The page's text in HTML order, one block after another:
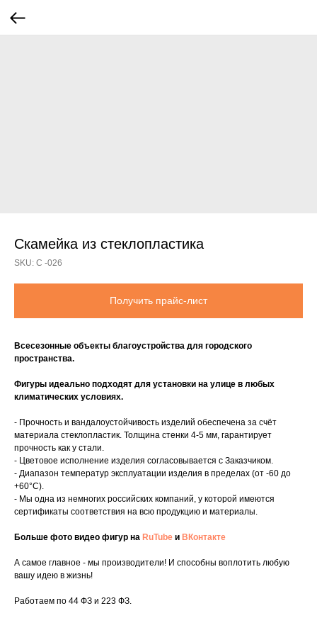
Скамейка из стеклопластика
SKU: С -026
Получить прайс-лист
Всесезонные объекты благоустройства для городского
пространства.
Фигуры идеально подходят для установки на улице в любых
климатических условиях.
- Прочность и вандалоустойчивость изделий обеспечена за счёт
материала стеклопластик. Толщина стенки 4-5 мм, гарантирует
прочность как у стали.
- Цветовое исполнение изделия согласовывается с Заказчиком.
- Диапазон температур эксплуатации изделия в пределах (от -60 до
+60°C).
- Мы одна из немногих российских компаний, у которой имеются
сертификаты соответствия на всю продукцию и материалы.
Больше фото видео фигур на RuTube и ВКонтакте
А самое главное - мы производители! И способны воплотить любую
вашу идею в жизнь!
Работаем по 44 ФЗ и 223 ФЗ.